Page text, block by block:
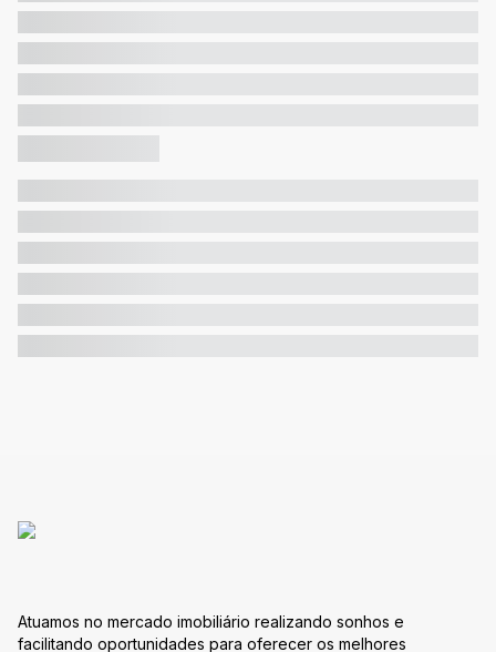
Atuamos no mercado imobiliário realizando sonhos e
facilitando oportunidades para oferecer os melhores